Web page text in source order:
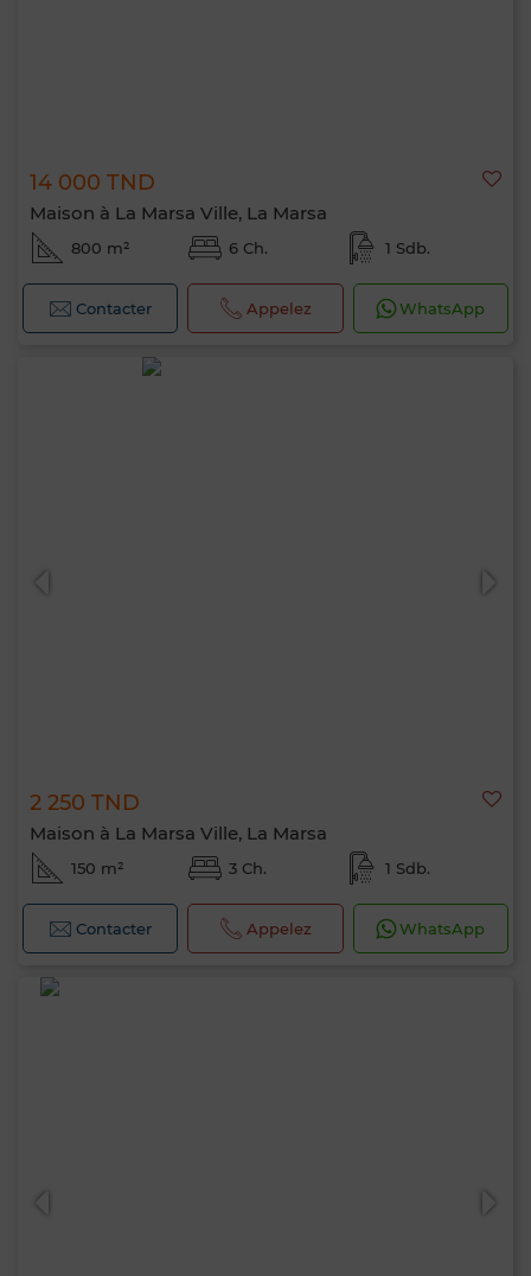
14 000 TND
Maison à La Marsa Ville, La Marsa
800 m² 6 Ch. 1 Sdb.
Contacter Appelez WhatsApp
2 250 TND
Maison à La Marsa Ville, La Marsa
150 m² 3 Ch. 1 Sdb.
Contacter Appelez WhatsApp